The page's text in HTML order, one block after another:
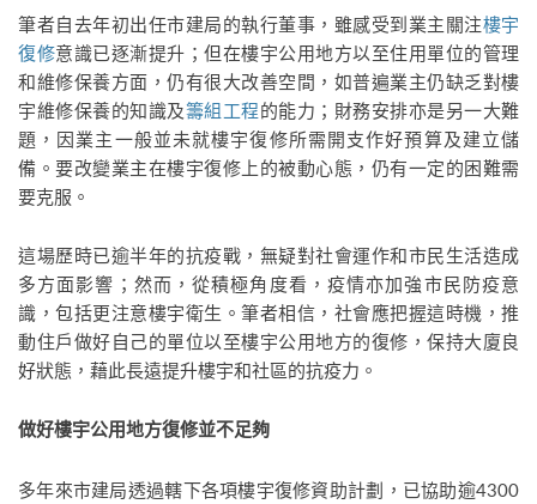
筆者自去年初出任市建局的執行董事，雖感受到業主關注樓宇
復修意識已逐漸提升；但在樓宇公用地方以至住用單位的管理
和維修保養方面，仍有很大改善空間，如普遍業主仍缺乏對樓
宇維修保養的知識及籌組工程的能力；財務安排亦是另一大難
題，因業主一般並未就樓宇復修所需開支作好預算及建立儲
備。要改變業主在樓宇復修上的被動心態，仍有一定的困難需
要克服。
這場歷時已逾半年的抗疫戰，無疑對社會運作和市民生活造成
多方面影響；然而，從積極角度看，疫情亦加強市民防疫意
識，包括更注意樓宇衛生。筆者相信，社會應把握這時機，推
動住戶做好自己的單位以至樓宇公用地方的復修，保持大廈良
好狀態，藉此長遠提升樓宇和社區的抗疫力。
做好樓宇公用地方復修並不足夠
多年來市建局透過轄下各項樓宇復修資助計劃，已協助逾4300